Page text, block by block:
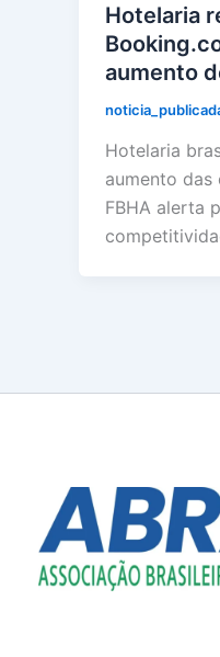
Hotelaria
aumento
Hotelaria
aumento das
FBHA alerta